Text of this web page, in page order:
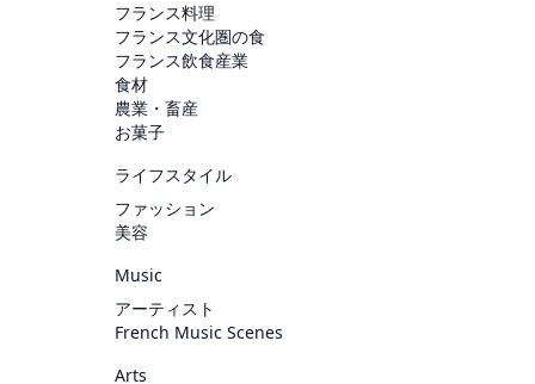
フランス料理
フランス文化圏の食
フランス飲食産業
食材
農業・畜産
お菓子
ライフスタイル
ファッション
美容
Music
アーティスト
French Music Scenes
Arts